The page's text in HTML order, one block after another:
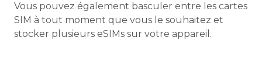
Vous pouvez également basculer entre les cartes
SIM à tout moment que vous le souhaitez et
stocker plusieurs eSIMs sur votre appareil.